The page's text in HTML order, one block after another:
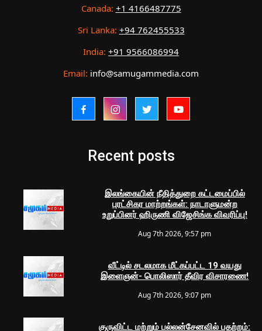
Canada: +1 4166487775
Sri Lanka: +94 762455533
India: +91 9566086994
Email: info@samugammedia.com
Recent posts
இலங்கையின் நீதித்துறை கட்டமைப்பில்
புரட்சிகர மாற்றங்கள்: நாடாளுமன்ற
உறுப்பினர் ஹிருணி விஜேசிங்க விவரிப்பு!
Aug 7th 2026, 9:57 pm
வீட்டில் சடலமாக மீட்கப்பட்ட 19 வயது
இளைஞன்- பொலிஸார் தீவிர விசாரணை!
Aug 7th 2026, 9:07 pm
குருவிட்ட மற்றும் பல்லன்சேனவில் பதற்றம்: